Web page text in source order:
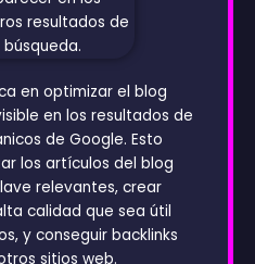
en optimizar el blog
en los resultados de
de Google. Esto
los artículos del blog
relevantes, crear
calidad que sea útil
y conseguir backlinks
sitios web.